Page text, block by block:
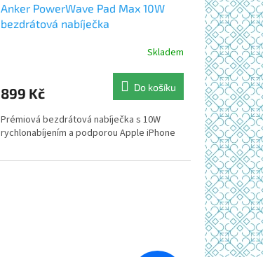
Anker PowerWave Pad Max 10W
bezdrátová nabíječka
je
z
5
Skladem
899 Kč Do košíku
Prémiová bezdrátová nabíječka s 10W
rychlonabíjením a podporou Apple iPhone